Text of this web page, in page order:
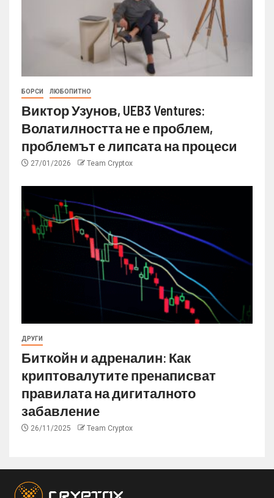
БОРСИ ЛЮБОПИТНО
Виктор Узунов, UEB3 Ventures:
Волатилността не е проблем,
проблемът е липсата на процеси
27/01/2026 Team Cryptox
ДРУГИ
Биткойн и адреналин: Как
криптовалутите пренаписват
правилата на дигиталното
забавление
26/11/2025 Team Cryptox